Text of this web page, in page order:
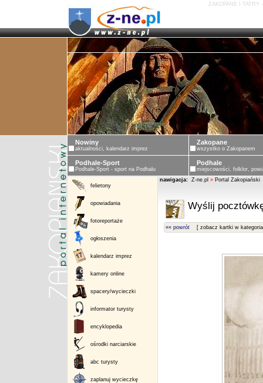
ZAKOPANE I TATRY
Nowiny
aktualności, kalendarz imprez
Zakopane
wszystko o Zakopanem
Podhale-Sport
Podhale-Sport - sport na Podhalu
Podhale
miejscowości, folklor,
felietony
opowiadania
fotoreportaże
ogłoszenia
kalendarz imprez
kamery online
spacery/wycieczki
informator turysty
encyklopedia
ośrodki narciarskie
abc turysty
zaplanuj wycieczkę
nawigacja: Z-ne.pl » Portal Zakopiański
Wyślij
«« powrót [ zobacz kartki w